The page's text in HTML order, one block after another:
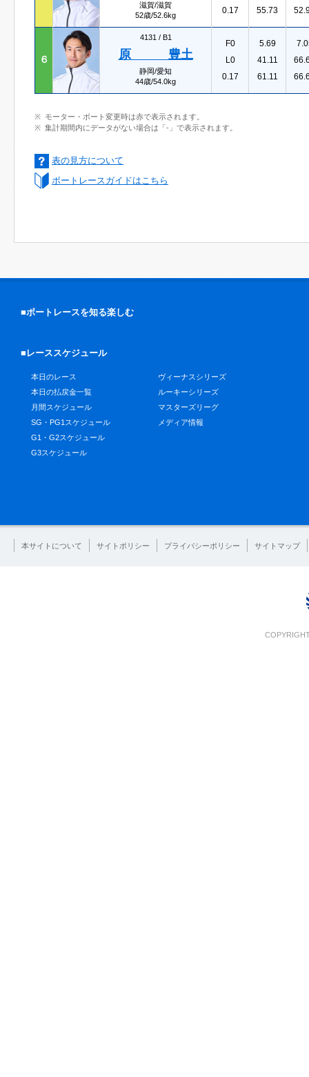
滋賀/滋賀
52歳/52.6kg
0.17
55.73
６
4131 / B1
原 豊土
静岡/愛知
44歳/54.0kg
F0
L0
0.17
5.69
41.11
61.11
モーター・ボート変更時は赤で表示されます。
集計期間内にデータがない場合は「-」で表示されます。
表の見方について
ボートレースガイドはこちら
■ボートレースを知る楽しむ
■レーススケジュール
本日のレース
本日の払戻金一覧
月間スケジュール
SG・PG1スケジュール
G1・G2スケジュール
G3スケジュール
ヴィーナスシリーズ
ルーキーシリーズ
マスターズリーグ
メディア情報
本サイトについて サイトポリシー プライバシーポリシー サイトマップ